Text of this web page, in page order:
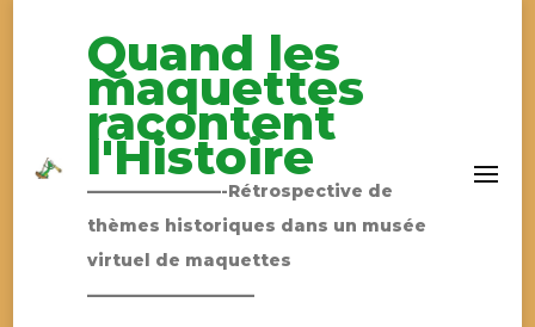
Quand les
maquettes
racontent
l'Histoire
————————-Rétrospective de
thèmes historiques dans un musée
virtuel de maquettes
——————————